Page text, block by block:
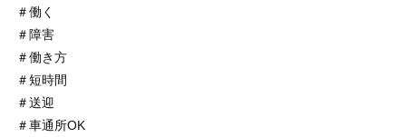
＃働く
＃障害
＃働き方
＃短時間
＃送迎
＃車通所OK